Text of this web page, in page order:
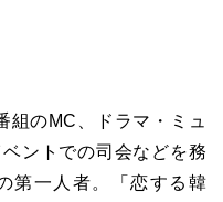
組のMC、ドラマ・ミュ
ントでの司会などを務
第一人者。「恋する韓